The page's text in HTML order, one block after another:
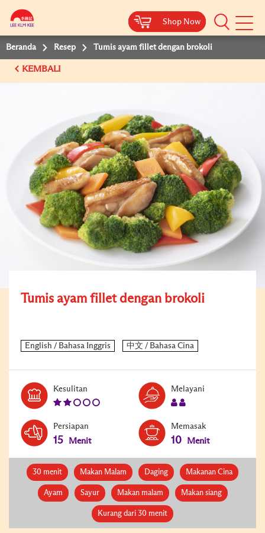
Shop Now
Shop Now
Beranda Resep Tumis ayam fillet dengan brokoli
KEMBALI
Tumis ayam fillet dengan brokoli
Kesulitan Melayani
Persiapan
15 Menit
Memasak
10 Menit
30 menit Makan Malam Daging Makanan Cina
Ayam Sayur Makan malam Makan siang
Kurang dari 30 menit